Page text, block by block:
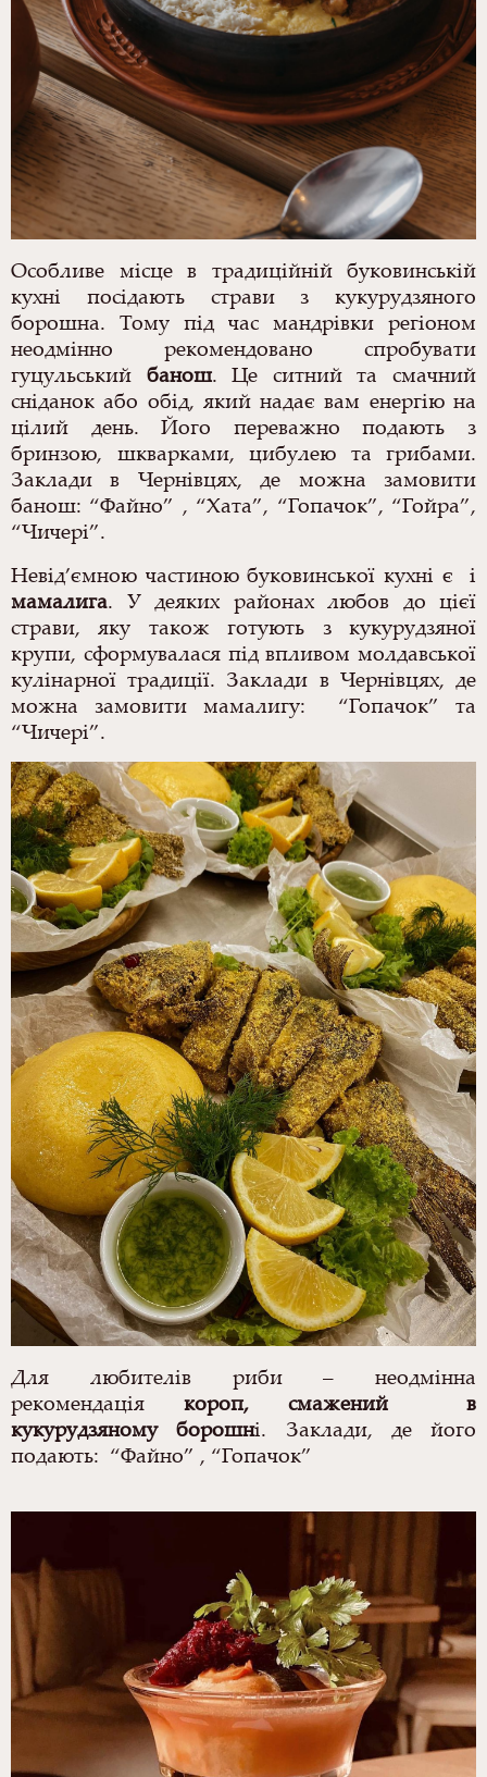
Особливе місце в традиційній буковинській
кухні посідають страви з кукурудзяного
борошна. Тому під час мандрівки регіоном
неодмінно рекомендовано спробувати
гуцульський банош. Це ситний та смачний
сніданок або обід, який надає вам енергію на
цілий день. Його переважно подають з
бринзою, шкварками, цибулею та грибами.
Заклади в Чернівцях, де можна замовити
банош: “Файно” , “Хата”, “Гопачок”, “Гойра”,
“Чичері”.
Невід’ємною частиною буковинської кухні є і
мамалига. У деяких районах любов до цієї
страви, яку також готують з кукурудзяної
крупи, сформувалася під впливом молдавської
кулінарної традиції. Заклади в Чернівцях, де
можна замовити мамалигу: “Гопачок” та
“Чичері”.
Для любителів риби – неодмінна
рекомендація короп, смажений в
кукурудзяному борошні. Заклади, де його
подають: “Файно” , “Гопачок”